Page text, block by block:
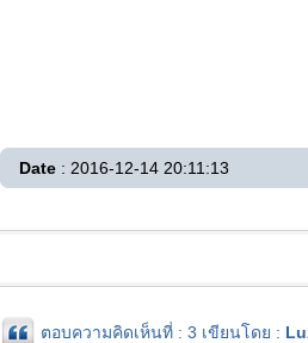
Date : 2016-12-14 20:11:13
ตอบความคิดเห็นที่ : 3 เขียนโดย :